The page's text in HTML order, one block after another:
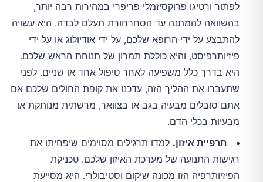
לפתור ורטיגו פרוקסיזמלי פריפרי במהירות רבה יותר,
בהשוואה להמתנה עד הסחרחורת תעלם לבדה. היא עשויה
להתבצע על ידי הרופא שלכם, על ידי אודיולוג או על ידי
פיזיותרפיסט, והיא כוללת תמרון של תנוחת הראש שלכם.
היא בדרך כלל משפיעה לאחר טיפול אחד או שניים. לפני
שתעברו את ההליך הזה, עדכנו את קופת החולים שלכם אם
אתם סובלים מבעיה בגב או בצוואר, מרשתית מנותקת או
מבעיות בכלי הדם.
תרפיית איזון. למדו תרגילים מסוימים שיפחיתו את
רגישות התנועה של מערכת האיזון שלכם. טכניקת
הפיזיותרפיה הזו מכונה שיקום וסטיבולרי. היא מסייעת